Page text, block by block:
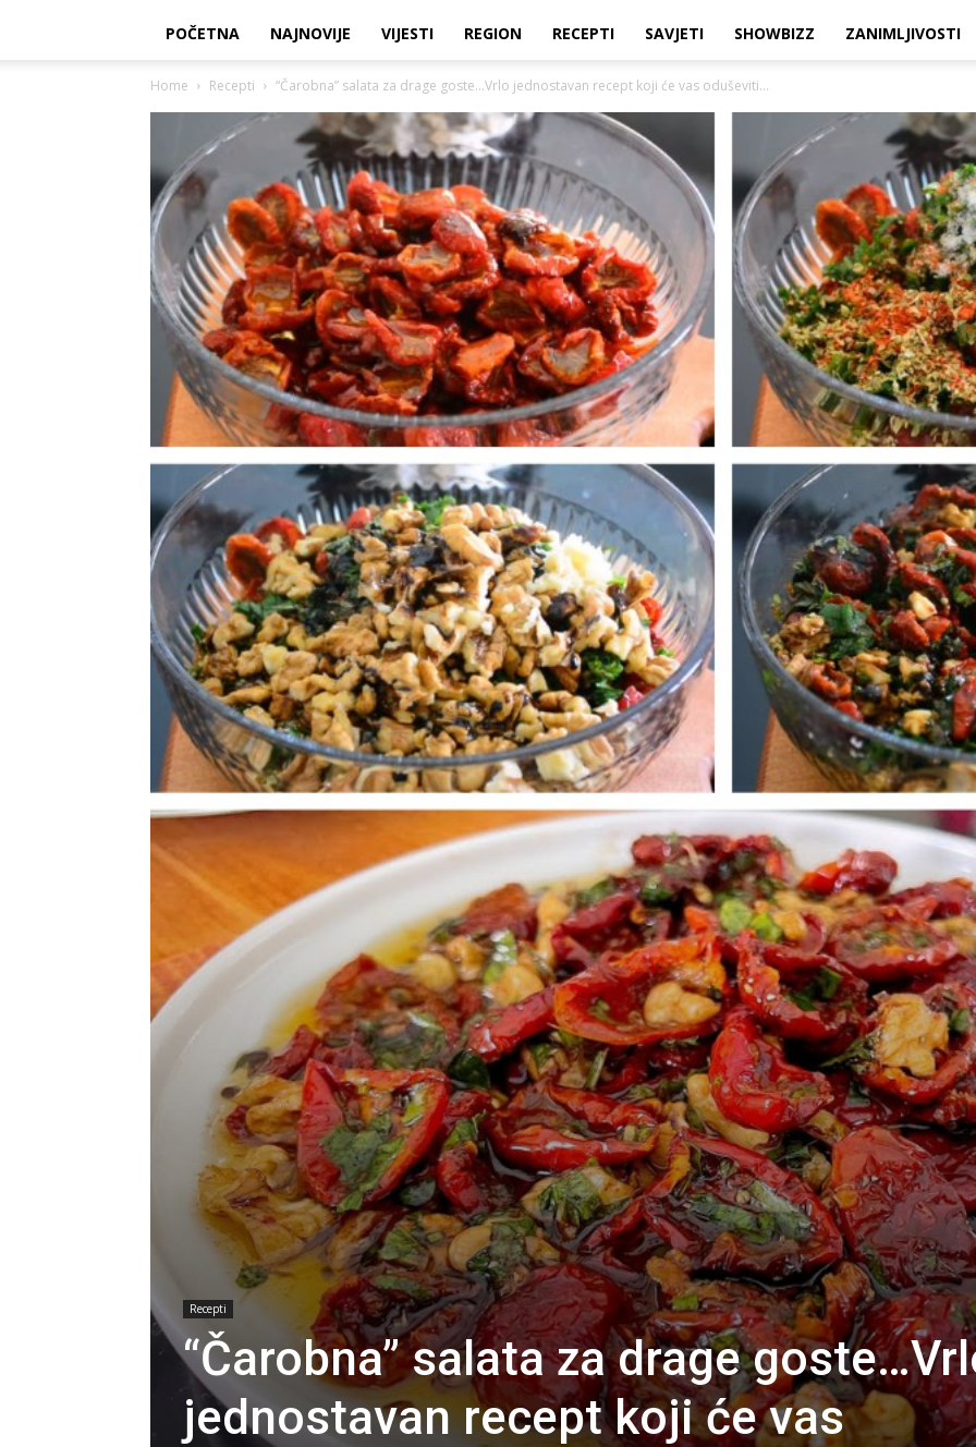
POČETNA NAJNOVIJE VIJESTI REGION RECEPTI SAVJETI SHOWBIZZ ZANIMLJIVOSTI
Home Recepti “Čarobna” salata za drage goste…Vrlo jednostavan recept koji će vas oduševiti…
Recepti
“Čarobna” salata za drage
jednostavan recept koji će vas